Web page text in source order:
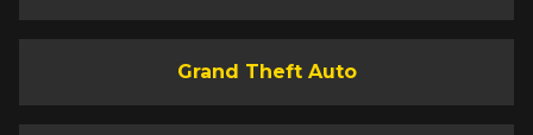
Grand Theft Auto